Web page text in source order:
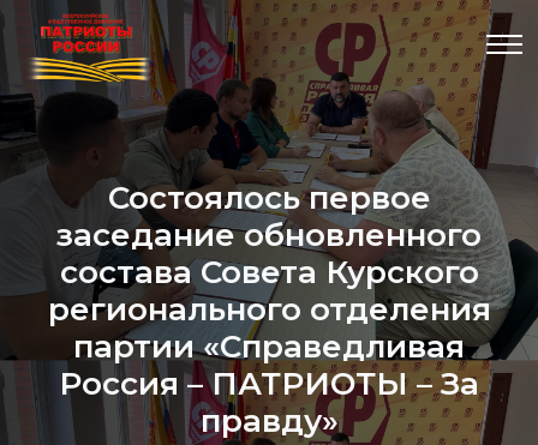
Состоялось первое
заседание обновленного
состава Совета Курского
регионального отделения
партии «Справедливая
Россия – ПАТРИОТЫ – За
правду»